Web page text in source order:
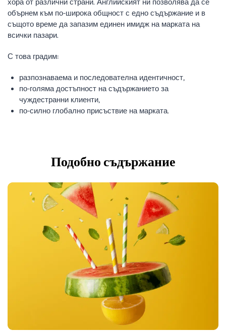
хора от различни страни. Английският ни позволява да се
обърнем към по-широка общност с едно съдържание и в
същото време да запазим единен имидж на марката на
всички пазари.
С това градим:
разпознаваема и последователна идентичност,
по-голяма достъпност на съдържанието за
чуждестранни клиенти,
по-силно глобално присъствие на марката.
Подобно съдържание